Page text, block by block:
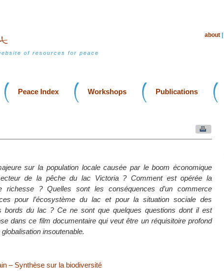
of resources for peace
about
Peace Index Workshops Publications
sur la population locale causée par le boom économique
de la pêche du lac Victoria ? Comment est opérée la
richesse ? Quelles sont les conséquences d’un commerce
pour l’écosystème du lac et pour la situation sociale des
bords du lac ? Ce ne sont que quelques questions dont il est
dans ce film documentaire qui veut être un réquisitoire profond
insoutenable.
– Synthèse sur la biodiversité